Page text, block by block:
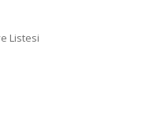
Listesi